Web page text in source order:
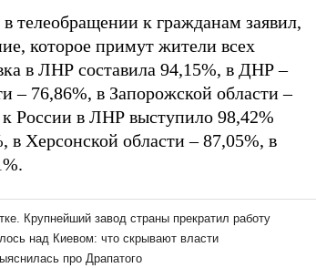
телеобращении к гражданам заявил,
которое примут жители всех
в ЛНР составила 94,15%, в ДНР –
– 76,86%, в Запорожской области –
России в ЛНР выступило 98,42%
в Херсонской области – 87,05%, в